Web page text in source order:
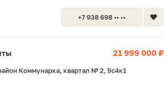
+7 938 698 •• ••
21 999 000 ₽
Коммунарка, квартал № 2, 5с4к1